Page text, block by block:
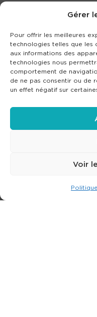
Gérer
Pour offrir les meilleures
technologies telles que
aux informations des
technologies nous
comportement de
de ne pas consentir ou de
un effet négatif sur
Voir